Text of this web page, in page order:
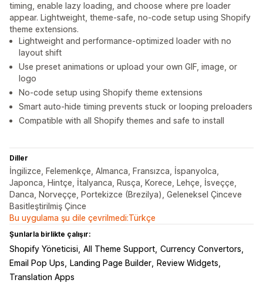
timing, enable lazy loading, and choose where pre loader
appear. Lightweight, theme-safe, no-code setup using Shopify
theme extensions.
Lightweight and performance-optimized loader with no
layout shift
Use preset animations or upload your own GIF, image, or
logo
No-code setup using Shopify theme extensions
Smart auto-hide timing prevents stuck or looping preloaders
Compatible with all Shopify themes and safe to install
Diller
İngilizce, Felemenkçe, Almanca, Fransızca, İspanyolca,
Japonca, Hintçe, İtalyanca, Rusça, Korece, Lehçe, İsveççe,
Danca, Norveççe, Portekizce (Brezilya), Geleneksel Çinceve
Basitleştirilmiş Çince
Bu uygulama şu dile çevrilmedi:Türkçe
Şunlarla birlikte çalışır:
Shopify Yöneticisi All Theme Support Currency Convertors
Email Pop Ups
Landing Page Builder
Review Widgets
Translation Apps